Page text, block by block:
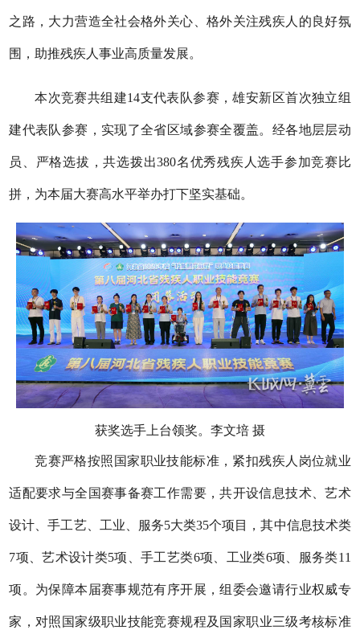
之路，大力营造全社会格外关心、格外关注残疾人的良好氛
围，助推残疾人事业高质量发展。
本次竞赛共组建14支代表队参赛，雄安新区首次独立组
建代表队参赛，实现了全省区域参赛全覆盖。经各地层层动
员、严格选拔，共选拨出380名优秀残疾人选手参加竞赛比
拼，为本届大赛高水平举办打下坚实基础。
获奖选手上台领奖。李文培 摄
竞赛严格按照国家职业技能标准，紧扣残疾人岗位就业
适配要求与全国赛事备赛工作需要，共开设信息技术、艺术
设计、手工艺、工业、服务5大类35个项目，其中信息技术类
7项、艺术设计类5项、手工艺类6项、工业类6项、服务类11
项。为保障本届赛事规范有序开展，组委会邀请行业权威专
家， 对照国家级职业技能竞赛规程及国家职业三级考核标准